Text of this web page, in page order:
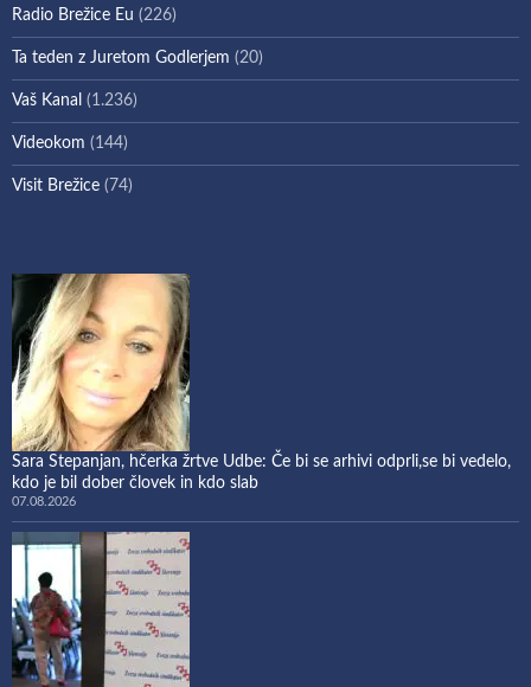
Radio Brežice Eu (226)
Ta teden z Juretom Godlerjem (20)
Vaš Kanal (1.236)
Videokom (144)
Visit Brežice (74)
Sara Stepanjan, hčerka žrtve Udbe: Če bi se arhivi odprli,se bi vedelo,
kdo je bil dober človek in kdo slab
07.08.2026